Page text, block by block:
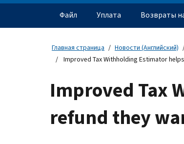
Главное
меню
Файл Уплата Возвраты
Главная страница Новости (Английский)
Improved Tax Withholding Estimator
Improved Tax
refund they